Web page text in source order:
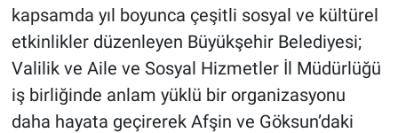
kapsamda yıl boyunca çeşitli sosyal ve kültürel
etkinlikler düzenleyen Büyükşehir Belediyesi;
Valilik ve Aile ve Sosyal Hizmetler İl Müdürlüğü
iş birliğinde anlam yüklü bir organizasyonu
daha hayata geçirerek Afşin ve Göksun’daki